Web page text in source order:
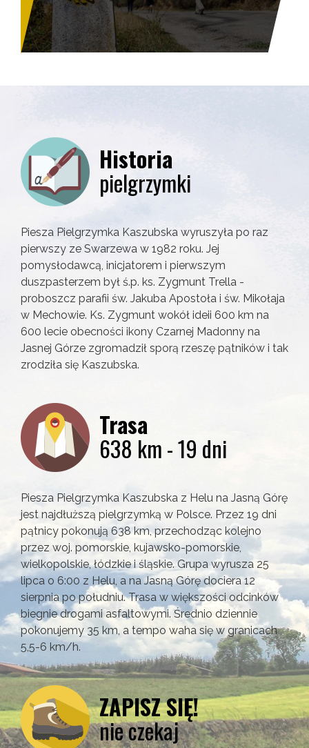
Historia
pielgrzymki
Piesza Pielgrzymka Kaszubska wyruszyła po raz
pierwszy ze Swarzewa w 1982 roku. Jej
pomysłodawcą, inicjatorem i pierwszym
duszpasterzem był ś.p. ks. Zygmunt Trella -
proboszcz parafii św. Jakuba Apostoła i św. Mikołaja
w Mechowie. Ks. Zygmunt wokół ideii 600 km na
600 lecie obecności ikony Czarnej Madonny na
Jasnej Górze zgromadził sporą rzeszę pątników i tak
zrodziła się Kaszubska.
Trasa
638 km - 19 dni
Piesza Pielgrzymka Kaszubska z Helu na Jasną Górę
jest najdłuższą pielgrzymką w Polsce. Przez 19 dni
pątnicy pokonują 638 km, przechodząc kolejno
przez woj. pomorskie, kujawsko-pomorskie,
wielkopolskie, łódzkie i śląskie. Grupa wyrusza 25
lipca o 6:00 z Helu, a na Jasną Górę dociera 12
sierpnia po południu. Trasa w większości odcinków
biegnie drogami asfaltowymi. Średnio dziennie
pokonujemy 35 km, a tempo waha się w granicach
5,5-6 km/h.
ZAPISZ SIĘ!
nie czekaj